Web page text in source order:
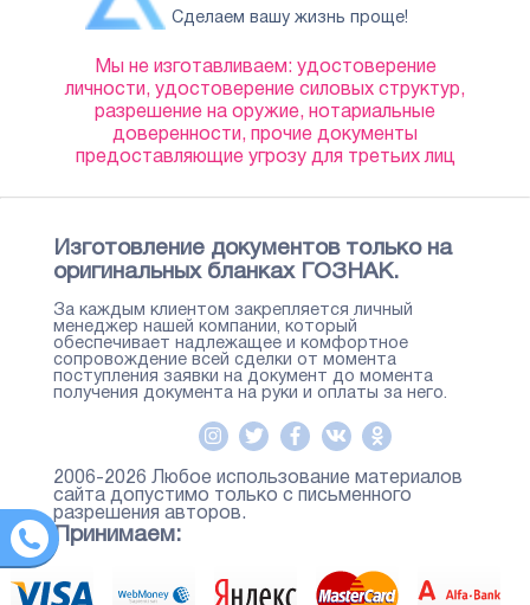
Сделаем вашу жизнь проще!
Мы не изготавливаем: удостоверение
личности, удостоверение силовых структур,
разрешение на оружие, нотариальные
доверенности, прочие документы
предоставляющие угрозу для третьих лиц
Изготовление документов только на
оригинальных бланках ГОЗНАК.
За каждым клиентом закрепляется личный
менеджер нашей компании, который
обеспечивает надлежащее и комфортное
сопровождение всей сделки от момента
поступления заявки на документ до момента
получения документа на руки и оплаты за него.
2006-2026 Любое использование материалов
сайта допустимо только с письменного
разрешения авторов.
Принимаем: